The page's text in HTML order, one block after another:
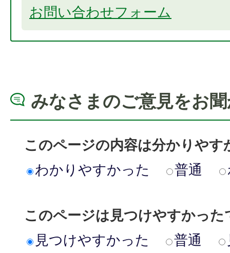
お問い合わせフォーム
みなさまのご意見をお
このページの内容は分かりやす
わかりやすかった
普通
このページは見つけやすかった
見つけやすかった
普通